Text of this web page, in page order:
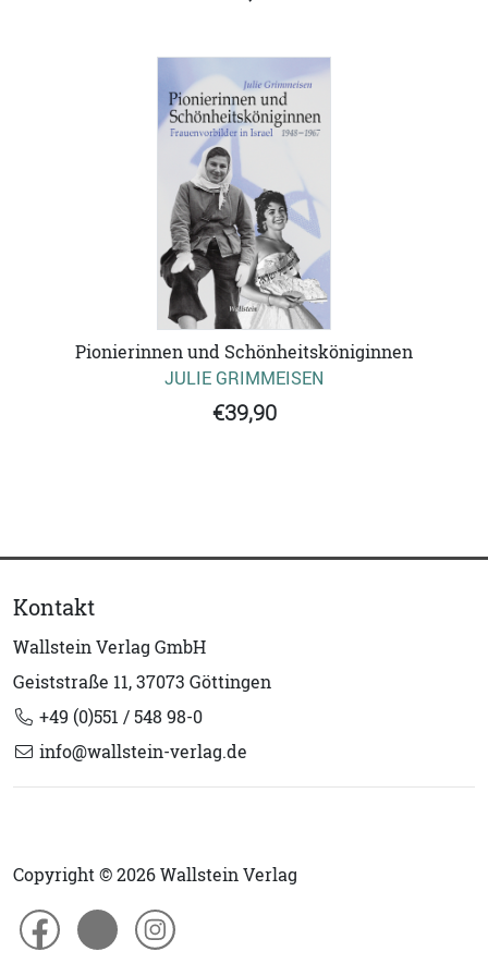
Pionierinnen und Schönheitsköniginnen
JULIE GRIMMEISEN
€39,90
Kontakt
Wallstein Verlag GmbH
Geiststraße 11, 37073 Göttingen
+49 (0)551 / 548 98-0
info@wallstein-verlag.de
Copyright © 2026 Wallstein Verlag